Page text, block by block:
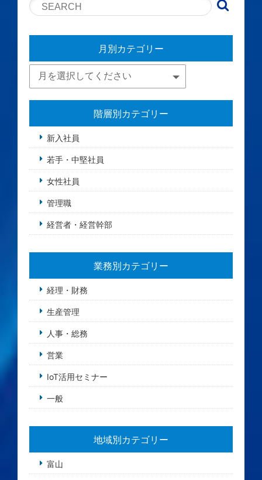
月別カテゴリー
階層別カテゴリー
新入社員
若手・中堅社員
女性社員
管理職
経営者・経営幹部
業務別カテゴリー
経理・財務
生産管理
人事・総務
営業
IoT活用セミナー
一般
地域別カテゴリー
富山